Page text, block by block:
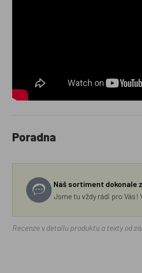
Poradna
Náš sortiment dokonale
Jsme tu vždy rádi pro Vás!
Recenze v detailu produktu a texty od